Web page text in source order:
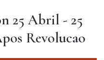
25 Abril - 25
Revolucao